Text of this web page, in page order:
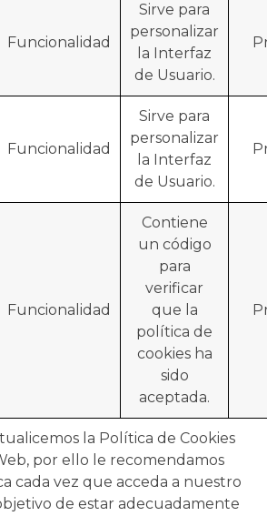
Funcionalidad
Sirve para
personalizar
la Interfaz
de Usuario.
Funcionalidad
Sirve para
personalizar
la Interfaz
de Usuario.
Funcionalidad
Contiene
un código
para
verificar
que la
política de
cookies ha
sido
aceptada.
la Política de Cookies
por ello le recomendamos
cada vez que acceda a nuestro
de estar adecuadamente